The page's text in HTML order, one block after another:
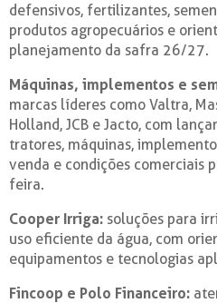
defensivos, fertilizantes,
produtos agropecuários e
planejamento da safra 26/27.
Máquinas, implementos e
marcas líderes como Valtra,
Holland, JCB e Jacto, com
tratores, máquinas,
venda e condições comerciais
feira.
Cooper Irriga: soluções para
uso eficiente da água, com
equipamentos e tecnologias
Fincoop e Polo Financeiro: